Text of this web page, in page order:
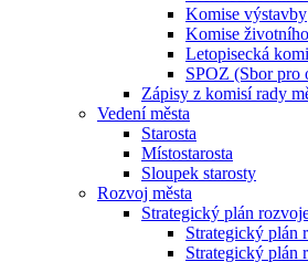
Komise výstavby
Komise
Letopisecká
SPOZ (Sbor pro
Zápisy z komisí rady
Vedení města
Starosta
Místostarosta
Sloupek starosty
Rozvoj města
Strategický plán
Strategický plán
Strategický plán